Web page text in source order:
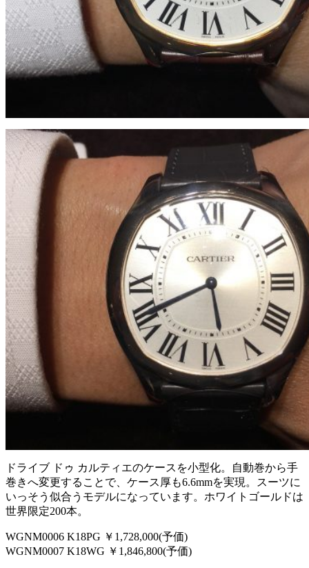
ドライブ ドゥ カルティエのケースを小型化。自動巻から手
巻きへ変更することで、ケース厚も6.6mmを実現。スーツに
いっそう似合うモデルになっています。ホワイトゴールドは
世界限定200本。
WGNM0006 K18PG ￥1,728,000(予価)
WGNM0007 K18WG ￥1,846,800(予価)